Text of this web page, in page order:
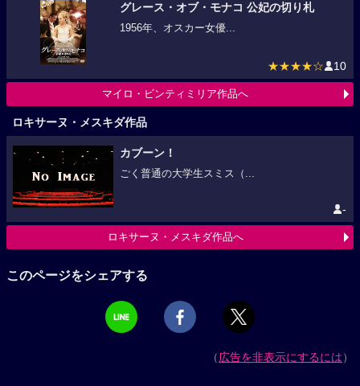
グレース・オブ・モナコ 公妃の切り札
1956年、オスカー女優...
★★★★☆ 10
マイロ・ビンティミリア作品へ
ロキサーヌ・メスキダ作品
カブーン！
ごく普通の大学生スミス（...
-
ロキサーヌ・メスキダ作品へ
このページをシェアする
（広告を非表示にするには）